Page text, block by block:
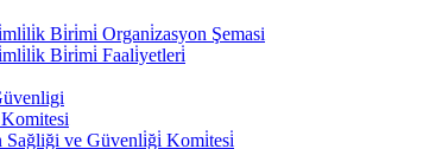
Bi̇ri̇mi̇ Organi̇zasyon Şemasi
Bi̇ri̇mi̇ Faali̇yetleri̇
Sağliği ve Güvenli̇ği̇ Komi̇tesi̇